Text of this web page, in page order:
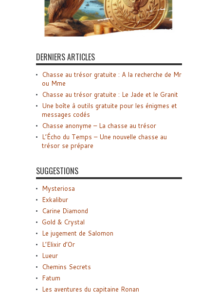
DERNIERS ARTICLES
Chasse au trésor gratuite : A la recherche de Mr
ou Mme
Chasse au trésor gratuite : Le Jade et le Granit
Une boîte à outils gratuite pour les énigmes et
messages codés
Chasse anonyme – La chasse au trésor
L’Écho du Temps – Une nouvelle chasse au
trésor se prépare
SUGGESTIONS
Mysteriosa
Exkalibur
Carine Diamond
Gold & Crystal
Le jugement de Salomon
L’Elixir d’Or
Lueur
Chemins Secrets
Fatum
Les aventures du capitaine Ronan